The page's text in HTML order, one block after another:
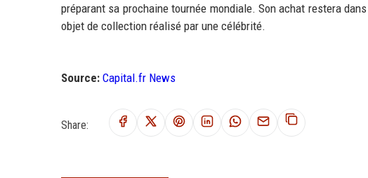
préparant sa prochaine tournée mondiale. Son achat restera
objet de collection réalisé par une célébrité.
Source: Capital.fr News
Share: